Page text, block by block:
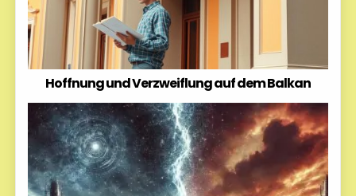
Hoffnung und Verzweiflung auf dem Balkan